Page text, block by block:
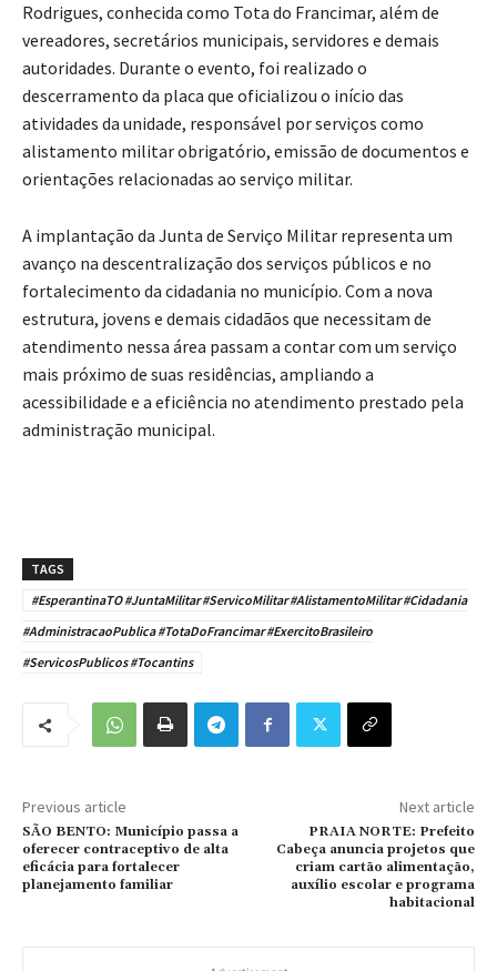
Rodrigues, conhecida como Tota do Francimar, além de
vereadores, secretários municipais, servidores e demais
autoridades. Durante o evento, foi realizado o
descerramento da placa que oficializou o início das
atividades da unidade, responsável por serviços como
alistamento militar obrigatório, emissão de documentos e
orientações relacionadas ao serviço militar.
A implantação da Junta de Serviço Militar representa um
avanço na descentralização dos serviços públicos e no
fortalecimento da cidadania no município. Com a nova
estrutura, jovens e demais cidadãos que necessitam de
atendimento nessa área passam a contar com um serviço
mais próximo de suas residências, ampliando a
acessibilidade e a eficiência no atendimento prestado pela
administração municipal.
TAGS
#EsperantinaTO #JuntaMilitar #ServicoMilitar #AlistamentoMilitar #Cidadania
#AdministracaoPublica #TotaDoFrancimar #ExercitoBrasileiro
#ServicosPublicos #Tocantins
Previous article
SÃO BENTO: Município passa a
oferecer contraceptivo de alta
eficácia para fortalecer
planejamento familiar
Next article
PRAIA NORTE: Prefeito
Cabeça anuncia projetos que
criam cartão alimentação,
auxílio escolar e programa
habitacional